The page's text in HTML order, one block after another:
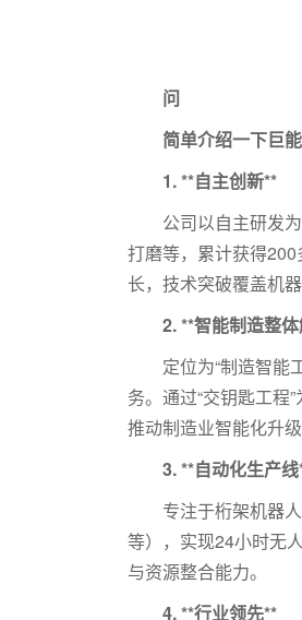
问
简单介绍一下巨
1. **自主创新**
公司以自主研发
打磨等，累计获得
长，技术突破覆盖机
2. **智能制造整
定位为“制造智能
务。通过“交钥匙工程
推动制造业智能化升
3. **自动化生产
专注于桁架机器
等），实现24小时无
与资源整合能力。
4. **行业领先**